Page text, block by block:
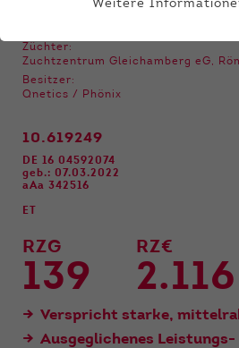
Züchter:
Zuchtzentrum Gleichamberg eG,
Besitzer:
Qnetics / Phönix
10.619249
DE 16 04592074
geb.: 07.03.2022
aAa 342516
ET
RZG
139
RZ€
2.116
Verspricht starke,
Ausgeglichenes Leistungs-
Funktionen der Webseite
gewährleistet, dass die
funktioniert.
Name
Anbieter
Zweck Cookie
Cookie-
Externe Inhalte
anzubieten.
Weitere